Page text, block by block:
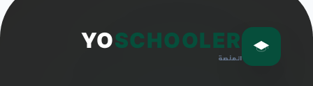
YOSCHOOLER
المنصة